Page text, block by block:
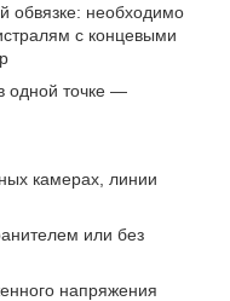
обвязке: необходимо
с концевыми
одной точке —
камерах, линии
или без
напряжения